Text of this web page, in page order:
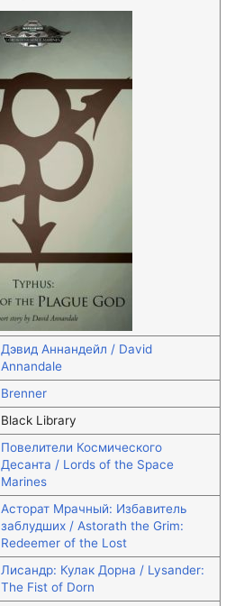
Дэвид Аннандейл / David
Annandale
Brenner
Black Library
Повелители Космического
Десанта / Lords of the Space
Marines
Асторат Мрачный: Избавитель
заблудших / Astorath the Grim:
Redeemer of the Lost
Лисандр: Кулак Дорна / Lysander:
The Fist of Dorn